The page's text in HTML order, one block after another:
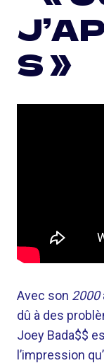
S »
Avec son 2000
dû à des
Joey Bada$$
l’impression